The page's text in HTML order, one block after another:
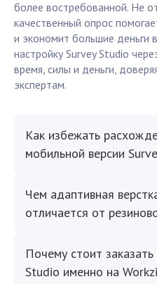
более востребованной. Не
качественный опрос
и экономит большие деньги
настройку Survey Studio
время, силы и деньги,
экспертам.
Как избежать
мобильной версии
Чем адаптивная
отличается от
Почему стоит
Studio именно на